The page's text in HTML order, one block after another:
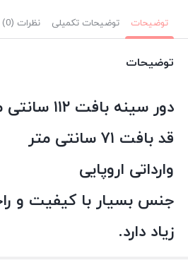
توضیحات توضیحات تکمیلی نظرات (0)
توضیحات
دور سینه بافت ۱۱۲ سانتی متر
قد بافت ۷۱ سانتی متر
وارداتی اروپایی
جنس بسیار با کیفیت و
زیاد دارد.